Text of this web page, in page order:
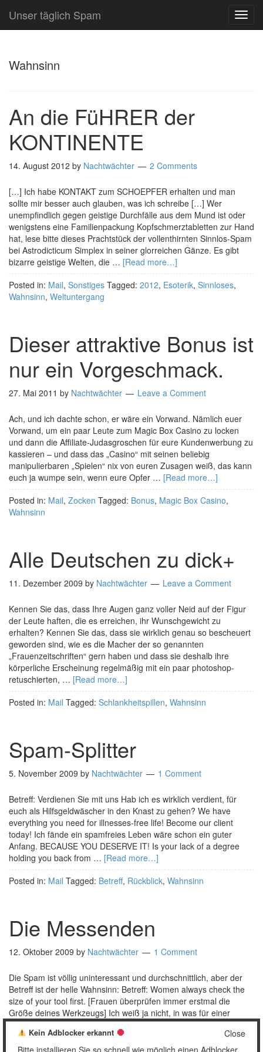
Unser täglich Spam
Wahnsinn
An die FüHRER der
KONTINENTE
14. August 2012 by Nachtwächter 2 Comments
[…] Ich habe KONTAKT zum SCHOEPFER erhalten und man
sollte mir besser auch glauben, was ich schreibe […] Wer
unempfindlich gegen geistige Durchfälle aus dem Mund ist oder
wenigstens eine Familienpackung Kopfschmerztabletten zur Hand
hat, lese bitte dieses Prachtstück der vollenthirnten Sinnlos-Spam
bei Astrodicticum Simplex in seiner glorreichen Gänze. Es gibt
bizarre geistige Welten, die … [Read more…]
Posted in: Mail, Sonstiges Tagged: 2012, Esoterik, Sinnloses,
Wahnsinn, Weltuntergang
Dieser attraktive Bonus ist
nur ein Vorgeschmack.
27. Mai 2011 by Nachtwächter Leave a Comment
Ach, und ich dachte schon, er wäre ein Vorwand. Nämlich euer
Vorwand, um ein paar Leute zum Magic Box Casino zu locken
und dann die Affiliate-Judasgroschen für eure Kundenwerbung zu
kassieren – und dass das „Casino“ mit seinen beliebig
manipulierbaren „Spielen“ nix von euren Zusagen weiß, das kann
euch ja wumpe sein, wenn eure Opfer … [Read more…]
Posted in: Mail, Zocken Tagged: Bonus, Magic Box Casino,
Wahnsinn
Alle Deutschen zu dick+
11. Dezember 2009 by Nachtwächter Leave a Comment
Kennen Sie das, dass Ihre Augen ganz voller Neid auf der Figur
der Leute haften, die es erreichen, ihr Wunschgewicht zu
erhalten? Kennen Sie das, dass sie wirklich genau so bescheuert
geworden sind, wie es die Macher der so genannten
„Frauenzeitschriften“ gern haben und dass sie deshalb ihre
körperliche Erscheinung regelmäßig mit ein paar photoshop-
retuschierten, … [Read more…]
Posted in: Mail Tagged: Schlankheitspillen, Wahnsinn
Spam-Splitter
5. November 2009 by Nachtwächter 1 Comment
Betreff: Verdienen Sie mit uns Hab ich es wirklich verdient, für
euch als Hilfsgeldwäscher in den Knast zu gehen? We have
everything you need for illnesses-free life! Become our client
today! Ich fände ein spamfreies Leben wäre schon ein guter
Anfang. BECAUSE YOU DESERVE IT! Is your lack of a degree
holding you back from … [Read more…]
Posted in: Mail Tagged: Betreff, Rückblick, Wahnsinn
Die Messenden
12. Oktober 2009 by Nachtwächter 1 Comment
Die Spam ist völlig uninteressant und durchschnittlich, aber der
Betreff ist der helle Wahnsinn: Betreff: Women always check the
size of your tool first. [Frauen überprüfen immer erstmal die
Größe deines Werkzeugs] Ich weiß ja nicht, in was für einer
sonderbaren Umgebung der Verfasser dieses Betreffs lebt, aber
ich habe noch nie erlebt, dass eine …
Close
Kein Adblocker erkannt
Bitte installieren Sie so schnell wie möglich einen Adblocker